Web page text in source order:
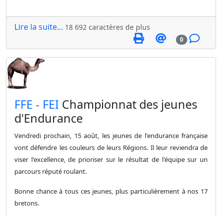
Lire la suite... 18 692 caractères de plus
0
​FFE - FEI Championnat des jeunes
d'Endurance
Vendredi prochain, 15 août, les jeunes de l'endurance française
vont défendre les couleurs de leurs Régions. Il leur reviendra de
viser l'excellence, de prioriser sur le résultat de l'équipe sur un
parcours réputé roulant.
Bonne chance à tous ces jeunes, plus particulièrement à nos 17
bretons.